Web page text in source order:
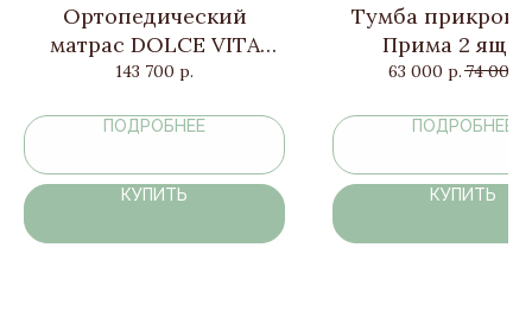
Ортопедический
матрас DOLCE VITA
DUAL 10
143 700 р.
ПОДРОБНЕЕ
КУПИТЬ
Тумба
Прима 2
63 000 р.74 000
ПОДРОБНЕЕ
КУПИТЬ